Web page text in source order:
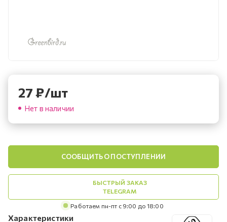
27₽/шт
Нет в наличии
СООБЩИТЬ О ПОСТУПЛЕНИИ
БЫСТРЫЙ ЗАКАЗ
TELEGRAM
Работаем пн-пт с 9:00 до 18:00
Характеристики